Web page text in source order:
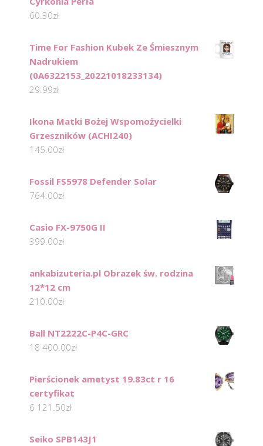
60.30zł
Time For Fashion Kubek Ze Śmiesznym
Nadrukiem
(0A6322153_20221018233134)
29.99zł
Ikona Matki Bożej Wspomożycielki
Grzeszników (ACHI240)
145.00zł
Fossil FS5978 Defender Solar
764.00zł
Casio FX-9750G II
399.00zł
ankabizuteria.pl Obrazek św. rodzina
12*12 cm
210.00zł
Ball NT2222C-P4C-GRC
18 400.00zł
Pierścionek ametyst 19.83ct r 16
certyfikat
6 121.50zł
Seiko SPB143J1